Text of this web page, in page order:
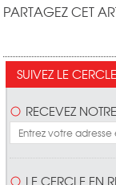
PARTAGEZ CET
SUIVEZ LE CERCLE
RECEVEZ
LE CERCLE EN